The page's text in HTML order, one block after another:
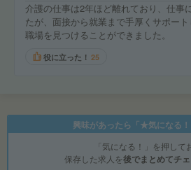
介護の仕事は2年ほど離れており、仕事
たが、面接から就業まで手厚くサポー
職場を見つけることができました。
役に立った！ 25
興味があったら「★気になる！
「気になる！」を押して
保存した求人を後でまとめてチ